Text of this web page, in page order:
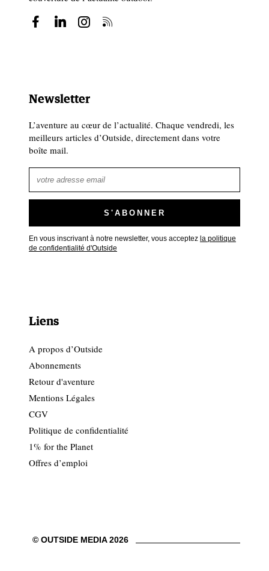
Newsletter
L’aventure au cœur de l’actualité. Chaque vendredi, les
meilleurs articles d’Outside, directement dans votre
boîte mail.
En vous inscrivant à notre newsletter, vous acceptez la politique
de confidentialité d'Outside
Liens
A propos d’Outside
Abonnements
Retour d'aventure
Mentions Légales
CGV
Politique de confidentialité
1% for the Planet
Offres d’emploi
© OUTSIDE MEDIA 2026